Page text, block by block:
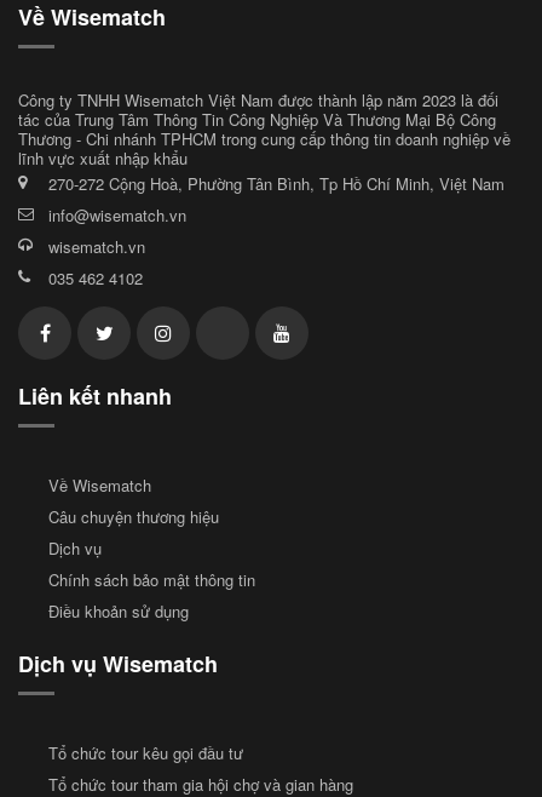
Về Wisematch
Công ty TNHH Wisematch Việt Nam được thành lập năm 2023 là đối
tác của Trung Tâm Thông Tin Công Nghiệp Và Thương Mại Bộ Công
Thương - Chi nhánh TPHCM trong cung cấp thông tin doanh nghiệp về
lĩnh vực xuất nhập khẩu
270-272 Cộng Hoà, Phường Tân Bình, Tp Hồ Chí Minh, Việt Nam
info@wisematch.vn
wisematch.vn
035 462 4102
Liên kết nhanh
Về Wisematch
Câu chuyện thương hiệu
Dịch vụ
Chính sách bảo mật thông tin
Điều khoản sử dụng
Dịch vụ Wisematch
Tổ chức tour kêu gọi đầu tư
Tổ chức tour tham gia hội chợ và gian hàng